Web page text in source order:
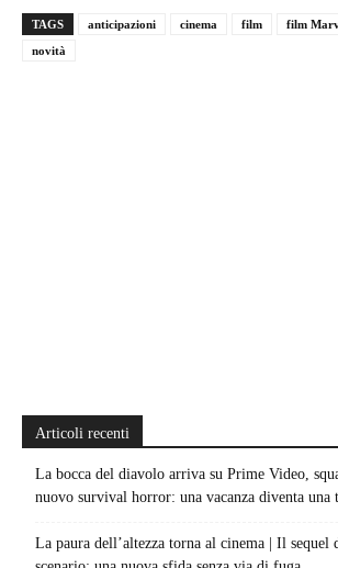
TAGS anticipazioni cinema film film
novità
Articoli recenti
La bocca del diavolo arriva su Prime Video,
nuovo survival horror: una vacanza diventa una
La paura dell’altezza torna al cinema | Il sequel